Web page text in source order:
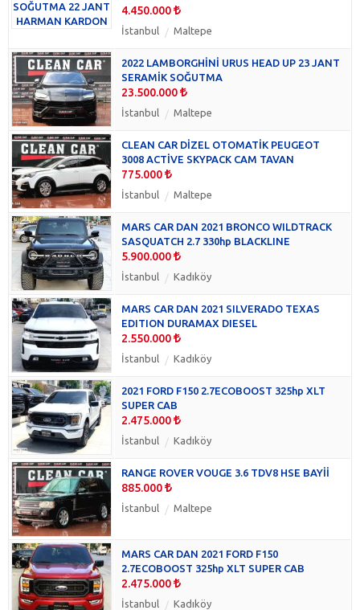
4.450.000
İstanbul Maltepe
2022 LAMBORGHİNİ URUS HEAD UP 23 JANT
SERAMİK SOĞUTMA
23.500.000
İstanbul Maltepe
CLEAN CAR DİZEL OTOMATİK PEUGEOT
3008 ACTİVE SKYPACK CAM TAVAN
775.000
İstanbul Maltepe
MARS CAR DAN 2021 BRONCO WILDTRACK
SASQUATCH 2.7 330hp BLACKLINE
5.900.000
İstanbul Kadıköy
MARS CAR DAN 2021 SILVERADO TEXAS
EDITION DURAMAX DIESEL
2.550.000
İstanbul Kadıköy
2021 FORD F150 2.7ECOBOOST 325hp XLT
SUPER CAB
2.475.000
İstanbul Kadıköy
RANGE ROVER VOUGE 3.6 TDV8 HSE BAYİİ
885.000
İstanbul Maltepe
MARS CAR DAN 2021 FORD F150
2.7ECOBOOST 325hp XLT SUPER CAB
2.475.000
İstanbul Kadıköy